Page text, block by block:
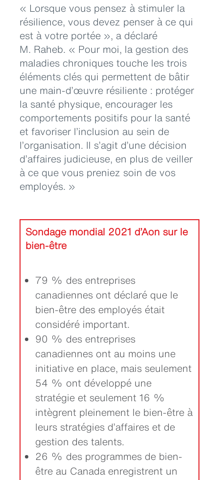
« Lorsque vous pensez à stimuler la
résilience, vous devez penser à ce qui
est à votre portée », a déclaré
M. Raheb. « Pour moi, la gestion des
maladies chroniques touche les trois
éléments clés qui permettent de bâtir
une main-d’œuvre résiliente : protéger
la santé physique, encourager les
comportements positifs pour la santé
et favoriser l’inclusion au sein de
l’organisation. Il s’agit d’une décision
d’affaires judicieuse, en plus de veiller
à ce que vous preniez soin de vos
employés. »
Sondage mondial 2021 d’Aon sur le
bien-être
79 % des entreprises
canadiennes ont déclaré que le
bien-être des employés était
considéré important.
90 % des entreprises
canadiennes ont au moins une
initiative en place, mais seulement
54 % ont développé une
stratégie et seulement 16 %
intègrent pleinement le bien-être à
leurs stratégies d’affaires et de
gestion des talents.
26 % des programmes de bien-
être au Canada enregistrent un